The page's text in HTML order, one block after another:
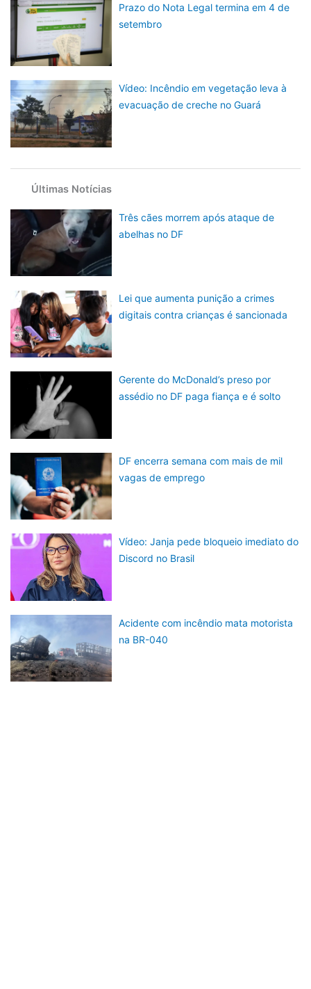
Prazo do Nota Legal termina em 4 de
setembro
Vídeo: Incêndio em vegetação leva à
evacuação de creche no Guará
Últimas Notícias
Três cães morrem após ataque de
abelhas no DF
Lei que aumenta punição a crimes
digitais contra crianças é sancionada
Gerente do McDonald’s preso por
assédio no DF paga fiança e é solto
DF encerra semana com mais de mil
vagas de emprego
Vídeo: Janja pede bloqueio imediato do
Discord no Brasil
Acidente com incêndio mata motorista
na BR-040